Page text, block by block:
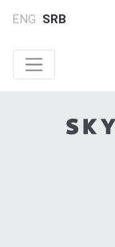
ENG SRB